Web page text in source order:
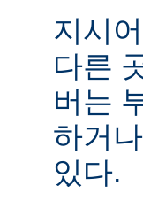
지시
다른
버는
하거
있다.